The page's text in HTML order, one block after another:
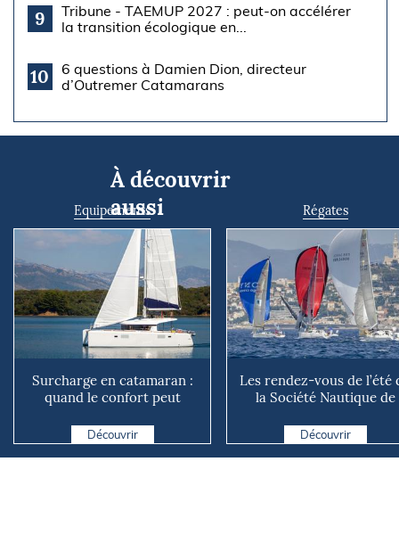
9
Tribune - TAEMUP 2027 : peut-on accélérer
la transition écologique en...
10
6 questions à Damien Dion, directeur
d’Outremer Catamarans
À découvrir
aussi
Equipements
Surcharge en catamaran :
quand le confort peut
Découvrir
Régates
Les rendez-vous de l’été
la Société Nautique de
Découvrir